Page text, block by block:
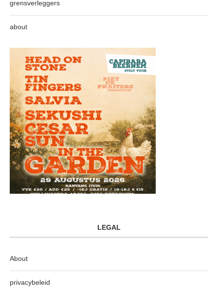
grensverleggers
about
LEGAL
About
privacybeleid